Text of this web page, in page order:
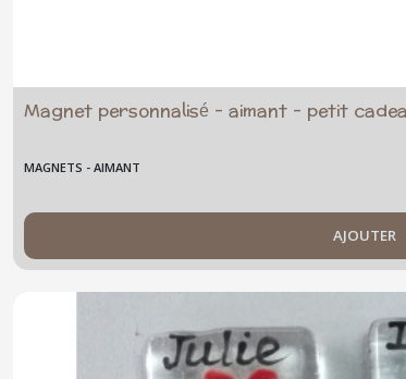
Magnet personnalisé - aimant - petit
MAGNETS - AIMANT
AJOUTER